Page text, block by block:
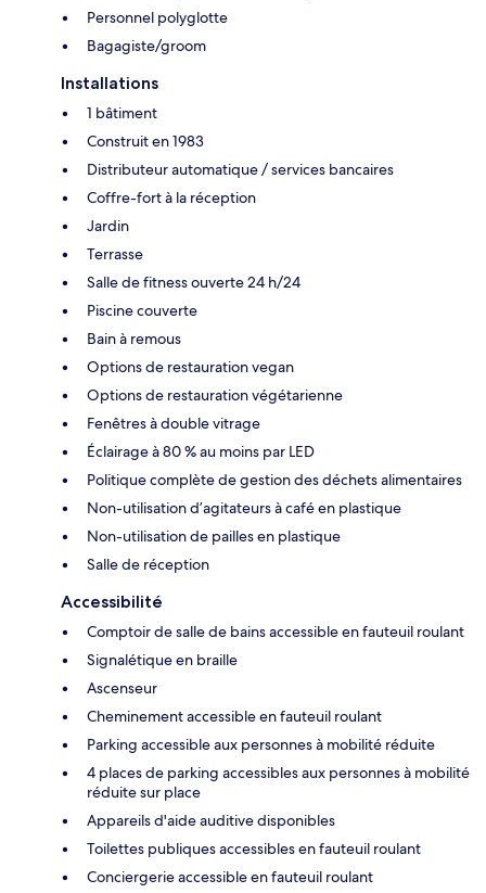
Personnel polyglotte
Bagagiste/groom
Installations
1 bâtiment
Construit en 1983
Distributeur automatique / services bancaires
Coffre-fort à la réception
Jardin
Terrasse
Salle de fitness ouverte 24 h/24
Piscine couverte
Bain à remous
Options de restauration vegan
Options de restauration végétarienne
Fenêtres à double vitrage
Éclairage à 80 % au moins par LED
Politique complète de gestion des déchets alimentaires
Non-utilisation d’agitateurs à café en plastique
Non-utilisation de pailles en plastique
Salle de réception
Accessibilité
Comptoir de salle de bains accessible en fauteuil roulant
Signalétique en braille
Ascenseur
Cheminement accessible en fauteuil roulant
Parking accessible aux personnes à mobilité réduite
4 places de parking accessibles aux personnes à mobilité
réduite sur place
Appareils d'aide auditive disponibles
Toilettes publiques accessibles en fauteuil roulant
Conciergerie accessible en fauteuil roulant